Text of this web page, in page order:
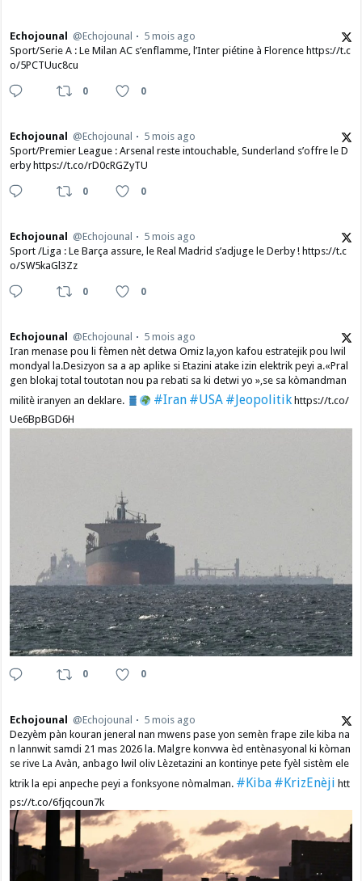
Echojounal @Echojounal
5 mois ago
Sport/Serie A : Le Milan AC s’enflamme, l’Inter piétine à Florence https://t.c
o/5PCTUuc8cu
0 0
Echojounal @Echojounal
5 mois ago
Sport/Premier League : Arsenal reste intouchable, Sunderland s’offre le D
erby https://t.co/rD0cRGZyTU
0 0
Echojounal @Echojounal
5 mois ago
Sport /Liga : Le Barça assure, le Real Madrid s’adjuge le Derby ! https://t.c
o/SW5kaGl3Zz
0 0
Echojounal @Echojounal
5 mois ago
Iran menase pou li fèmen nèt detwa Omiz la,yon kafou estratejik pou lwil
mondyal la.Desizyon sa a ap aplike si Etazini atake izin elektrik peyi a.​«Pral
gen blokaj total toutotan nou pa rebati sa ki detwi yo »,se sa kòmandman
militè iranyen an deklare.
#Iran #USA #Jeopolitikhttps://t.co/
Ue6BpBGD6H
0 0
Echojounal @Echojounal
5 mois ago
Dezyèm pàn kouran jeneral nan mwens pase yon semèn frape zile kiba na
n lannwit samdi 21 mas 2026 la. Malgre konvwa èd entènasyonal ki kòman
se rive La Avàn, anbago lwil oliv Lèzetazini an kontinye pete fyèl sistèm ele
ktrik la epi anpeche peyi a fonksyone nòmalman. #Kiba #KrizEnèji htt
ps://t.co/6fjqcoun7k